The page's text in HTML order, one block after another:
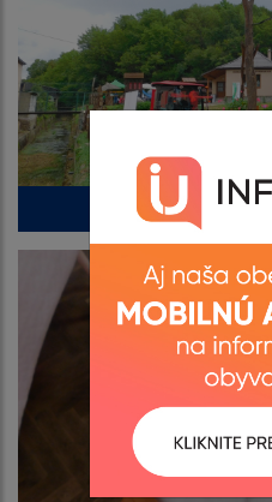
NFP